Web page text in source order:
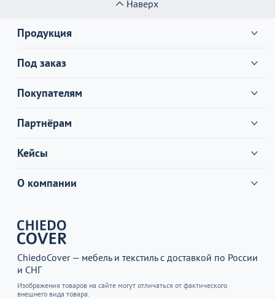
Наверх
Продукция
Под заказ
Покупателям
Партнёрам
Кейсы
О компании
ChiedoCover — мебель и текстиль с доставкой по России
и СНГ
Изображения товаров на сайте могут отличаться от фактического
внешнего вида товара.